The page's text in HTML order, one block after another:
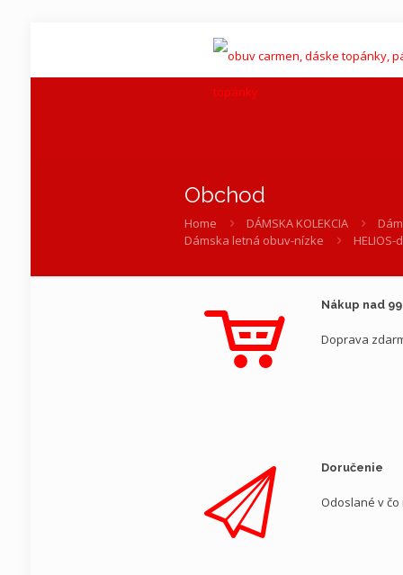
Obchod
Home DÁMSKA KOLEKCIA
Dámska letná obuv-nízke
Nákup nad
Doprava
Doručenie
Odoslané v